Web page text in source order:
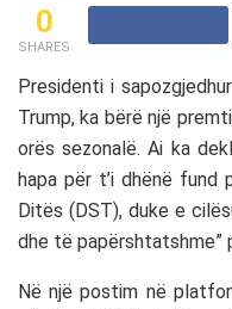
0
SHARES
Presidenti i
Trump, ka bërë një
orës sezonalë. Ai ka
hapa për t’i dhënë
Ditës (DST), duke e
dhe të papërshtatshme”
Në një postim në